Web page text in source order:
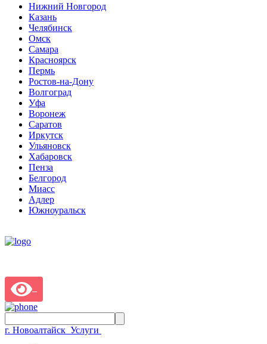
Нижний Новгород
Казань
Челябинск
Омск
Самара
Красноярск
Пермь
Ростов-на-Дону
Волгоград
Уфа
Воронеж
Саратов
Иркутск
Ульяновск
Хабаровск
Пенза
Белгород
Миасс
Адлер
Южноуральск
г. Новоалтайск Услуги